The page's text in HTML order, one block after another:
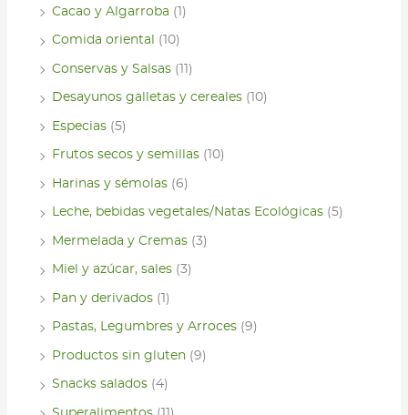
Cacao y Algarroba (1)
Comida oriental (10)
Conservas y Salsas (11)
Desayunos galletas y cereales (10)
Especias (5)
Frutos secos y semillas (10)
Harinas y sémolas (6)
Leche, bebidas vegetales/Natas Ecológicas (5)
Mermelada y Cremas (3)
Miel y azúcar, sales (3)
Pan y derivados (1)
Pastas, Legumbres y Arroces (9)
Productos sin gluten (9)
Snacks salados (4)